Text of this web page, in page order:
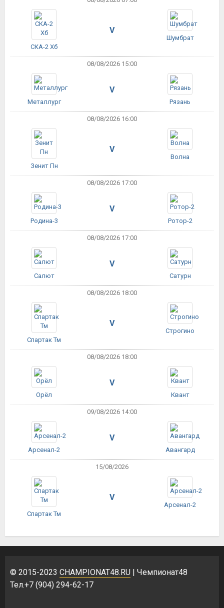
СКА-2 Хб
V
Шумбрат
08/08/2026 15:00
Металлург
V
Рязань
08/08/2026 16:00
Зенит Пн
V
Волна
08/08/2026 17:00
Родина-3
V
Ротор-2
08/08/2026 17:00
Салют
V
Сатурн
08/08/2026 18:00
Спартак Тм
V
Строгино
08/08/2026 18:00
Орёл
V
Квант
09/08/2026 14:00
Арсенал-2
V
Авангард
15/08/2026
Спартак Тм
V
Арсенал-2
© 2015-2023 CHAMPIONAT48.RU | Чемпионат48
Тел.+7 (904) 294-62-17